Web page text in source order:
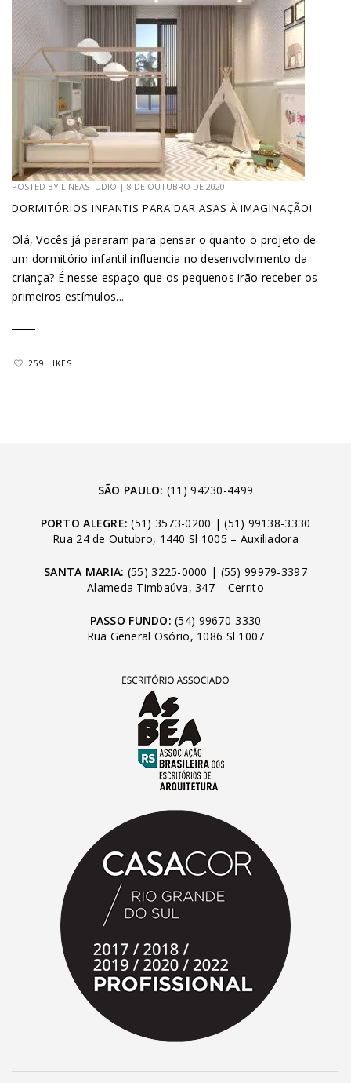
POSTED BY LINEASTUDIO | 8 DE OUTUBRO DE 2020
DORMITÓRIOS INFANTIS PARA DAR ASAS À IMAGINAÇÃO!
Olá, Vocês já pararam para pensar o quanto o projeto de
um dormitório infantil influencia no desenvolvimento da
criança? É nesse espaço que os pequenos irão receber os
primeiros estímulos...
259 LIKES
SÃO PAULO: (11) 94230-4499
PORTO ALEGRE: (51) 3573-0200 |(51) 99138-3330
Rua 24 de Outubro, 1440 Sl 1005 – Auxiliadora
SANTA MARIA: (55) 3225-0000 | (55) 99979-3397
Alameda Timbaúva, 347 – Cerrito
PASSO FUNDO: (54) 99670-3330
Rua General Osório, 1086 Sl 1007